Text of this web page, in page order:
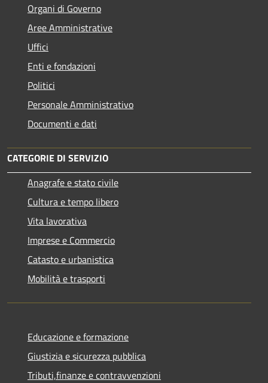
Organi di Governo
Aree Amministrative
Uffici
Enti e fondazioni
Politici
Personale Amministrativo
Documenti e dati
CATEGORIE DI SERVIZIO
Anagrafe e stato civile
Cultura e tempo libero
Vita lavorativa
Imprese e Commercio
Catasto e urbanistica
Mobilità e trasporti
Educazione e formazione
Giustizia e sicurezza pubblica
Tributi,finanze e contravvenzioni